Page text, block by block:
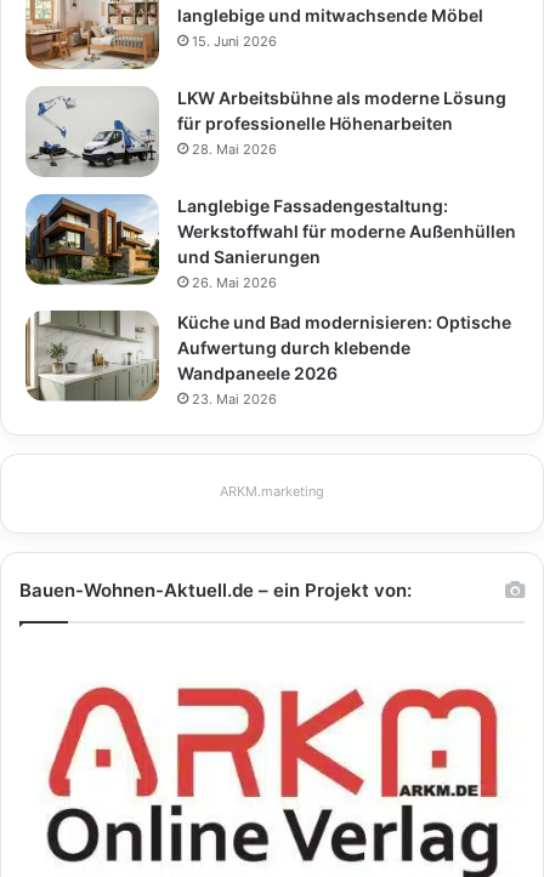
langlebige und mitwachsende Möbel
15. Juni 2026
LKW Arbeitsbühne als moderne Lösung
für professionelle Höhenarbeiten
28. Mai 2026
Langlebige Fassadengestaltung:
Werkstoffwahl für moderne Außenhüllen
und Sanierungen
26. Mai 2026
Küche und Bad modernisieren: Optische
Aufwertung durch klebende
Wandpaneele 2026
23. Mai 2026
ARKM.marketing
Bauen-Wohnen-Aktuell.de – ein Projekt von: